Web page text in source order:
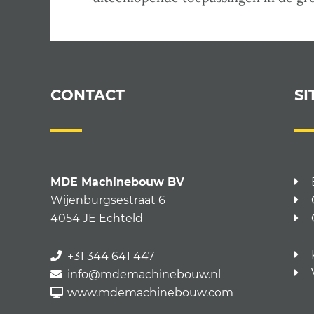
CONTACT
MDE Machinebouw BV
Wijenburgsestraat 6
4054 JE Echteld
+31 344 641 447
info@mdemachinebouw.nl
www.mdemachinebouw.com